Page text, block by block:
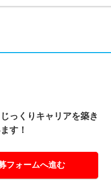
っくりキャリアを築き
す！
フォームへ進む